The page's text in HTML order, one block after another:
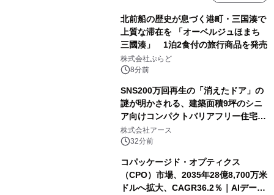
北前船の歴史が息づく港町・三国湊で
上質な滞在を 「オーベルジュほまち
三國湊」 1泊2食付の旅行商品を発売
株式会社ぷらど
8分前
SNS200万回再生の「消えたドア」の
謎が明かされる、建築面積9坪のシニ
ア向けコンパクトバリアフリー住宅が
誕生
株式会社アース
32分前
コパッケージド・オプティクス
（CPO）市場、2035年28億8,700万米
ドルへ拡大、CAGR36.2％｜AIデータ